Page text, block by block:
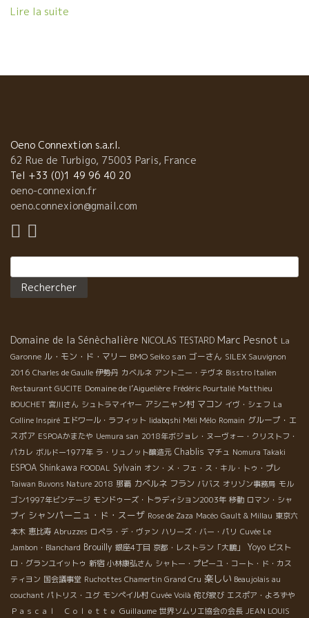
リーダー格の一人ロイック。 ★Danse encore ダンス・アンコー
★Charibari シャリバリ★ カリニャン品種100% グラップ・アン
ティエールの完全マセラッション・カルボニック醸造。 つまり、
収穫した葡萄を発酵槽に入れて、タンクの下部に溜まるジュース
をすべて抜き取った状態でCO2が充満。 一切触らない。 ルシオン
地方とは思えない薄い色合い、ミネラル感タップリと、MC醸造の
ぽさなど、超自然な造りが表現されたもの。
Lire la suite
Oeno Connextion s.a.r.l.
62 Rue de Turbigo, 75003 Paris, France
Tel +33 (0)1 49 96 40 20
oeno-connexion.fr
oeno.connexion@gmail.com
Domaine de la Sénèchalière NICOLAS TESTARD Marc Pesnot La
Garonne ル・モン・ド・マリー BMO Seiko san ゴーさん SILEX Sauvignon
2016 Charles de Gaulle 伊勢丹 カベルネ アントニー・テヴネ Bisstro Italien
Restaurant GUCITE Domaine de l’Aiguelière Frédéric Pourtalié Matthieu
BOUCHET 宮川さん シュトラマイヤー アシニャン村 マコン イヴ・シェフ La
Colline Inspiré エドワール・ラフィット Iidabqshi Méli Mélo Romain グループ・エ
スポア ESPOAかまたや Uemura san 2018年ボジョレ・ヌーヴォー・クリストフ・
パカレ ボルドー1977年 ラ・リュノット醸造元 Chablis マチュ Nomura Takaki
ESPOA Shinkawa FOODAL Sylvain オン・メ・フェ・ス・キル・トゥ・プレ
Taiwan Buvons Nature 2018 那覇 カベルネ フラン ババス オリゾン事務局 モル
ゴン1997年ビンテージ モンドゥーズ・トラディション2003年 移動 ロマン・シャ
プイ シャンパーニュ・ド・スーザ Rose de Zaza Macéo Gault & Millau 東京六
本木 恵比寿 Abruzzes ロペラ・デ・ヴァン ハリーズ・バー・パリ Cuvée Le
Jambon・Blanchard Brouilly 銀座4丁目 京都・レストラン「大鵬」 Yoyo ビスト
ロ・グランユイットゥ 新宿 小林康弘さん シャトー・プピーユ・コート・ド・カス
ティヨン 国会議事堂 Ruchottes Chamertin Grand Cru 楽しい Beaujolais au
couchant パトリス・ユグ モンペイル村 Cuvée Voilà 侘び寂び エスポア・よろずや
Ｐａｓｃａｌ Ｃｏｌｅｔｔｅ Guillaume 世界ソムリエ協会の会長 JEAN LOUIS